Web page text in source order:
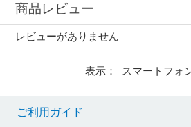
商品レビュー
レビューがありません
表示： スマートフォ
ご利用ガイド